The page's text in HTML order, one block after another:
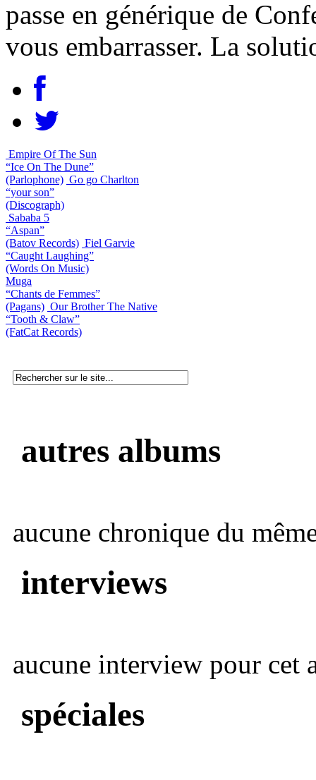
passe en générique de
vous embarrasser. La
Empire Of The Sun
“Ice On The Dune”
(Parlophone) Go go Charlton
“your son”
(Discograph)
Sababa 5
“Aspan”
(Batov Records) Fiel Garvie
“Caught Laughing”
(Words On Music)
Muga
“Chants de Femmes”
(Pagans) Our Brother The Native
“Tooth & Claw”
(FatCat Records)
autres albums
aucune chronique du
interviews
aucune interview pour cet
spéciales